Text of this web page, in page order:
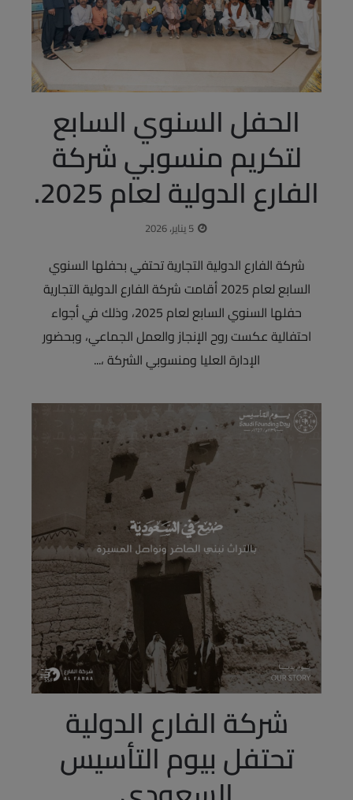
الحفل السنوي السابع
لتكريم منسوبي شركة
الفارع الدولية لعام 2025.
5 يناير، 2026
شركة الفارع الدولية التجارية تحتفي بحفلها السنوي
السابع لعام 2025 أقامت شركة الفارع الدولية التجارية
حفلها السنوي السابع لعام 2025، وذلك في أجواء
احتفالية عكست روح الإنجاز والعمل الجماعي، وبحضور
الإدارة العليا ومنسوبي الشركة ،...
شركة الفارع الدولية
تحتفل بيوم التأسيس